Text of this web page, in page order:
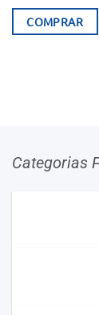
COMPRAR
Categorias